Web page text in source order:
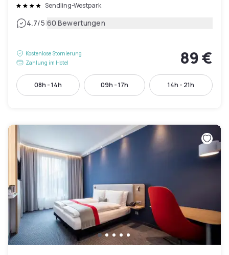
Sendling-Westpark
4.7/5|60 Bewertungen
Kostenlose Stornierung
Zahlung im Hotel
89 €
08h - 14h 09h - 17h 14h - 21h